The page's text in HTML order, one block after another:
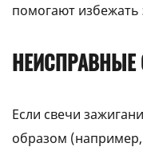
помогают
НЕИСПРАВНЫЕ
Если свечи
образом